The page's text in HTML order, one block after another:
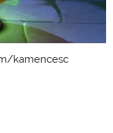
kamencesc